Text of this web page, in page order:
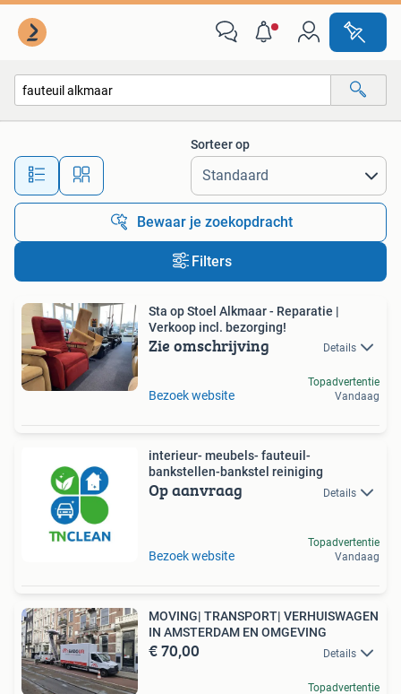
Alle afstanden…
Sorteer op
Bewaar je zoekopdracht
Filters
Sta op Stoel Alkmaar - Reparatie |
Verkoop incl. bezorging!
Zie omschrijving Details
Bezoek website
Topadvertentie
Vandaag
interieur- meubels- fauteuil-
bankstellen-bankstel reiniging
Op aanvraag Details
Bezoek website
Topadvertentie
Vandaag
MOVING| TRANSPORT| VERHUISWAGEN
IN AMSTERDAM EN OMGEVING
€ 70,00 Details
Topadvertentie